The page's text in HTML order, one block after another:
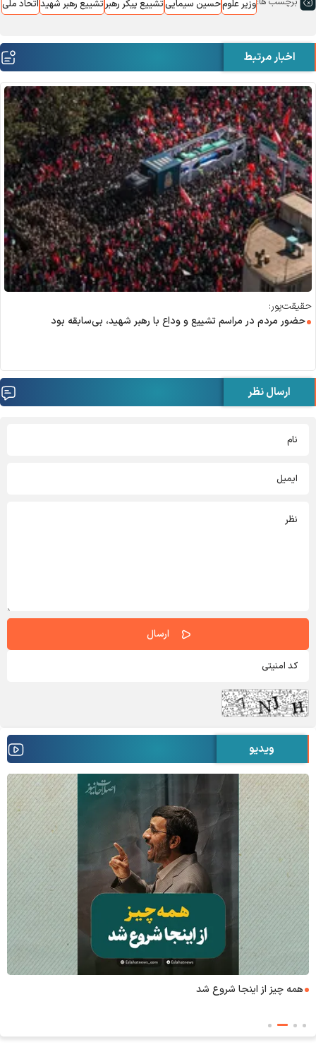
وزیر علومحسین سیماییتشییع پیکر رهبرتشییع رهبر شهیداتحاد ملی
اخبار مرتبط
حقیقت‌پور:
حضور مردم در مراسم تشییع و وداع با رهبر شهید، بی‌سابقه بود
ارسال نظر
ویدیو
همه چیز از اینجا شروع شد